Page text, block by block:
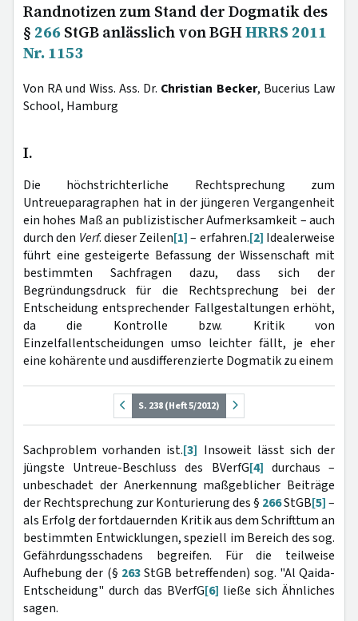
Randnotizen zum Stand der Dogmatik des
§ 266 StGB anlässlich von BGHHRRS 2011
Nr. 1153
Von RA und Wiss. Ass. Dr. Christian Becker, Bucerius Law
School, Hamburg
I.
Die höchstrichterliche Rechtsprechung zum
Untreueparagraphen hat in der jüngeren Vergangenheit
ein hohes Maß an publizistischer Aufmerksamkeit – auch
durch den Verf. dieser Zeilen[1]– erfahren.[2] Idealerweise
führt eine gesteigerte Befassung der Wissenschaft mit
bestimmten Sachfragen dazu, dass sich der
Begründungsdruck für die Rechtsprechung bei der
Entscheidung entsprechender Fallgestaltungen erhöht,
da die Kontrolle bzw. Kritik von
Einzelfallentscheidungen umso leichter fällt, je eher
eine kohärente und ausdifferenzierte Dogmatik zu einem
S. 238 (Heft 5/2012)
Sachproblem vorhanden ist.[3] Insoweit lässt sich der
jüngste Untreue-Beschluss des BVerfG[4] durchaus –
unbeschadet der Anerkennung maßgeblicher Beiträge
der Rechtsprechung zur Konturierung des § 266StGB[5]–
als Erfolg der fortdauernden Kritik aus dem Schrifttum an
bestimmten Entwicklungen, speziell im Bereich des sog.
Gefährdungsschadens begreifen. Für die teilweise
Aufhebung der (§ 263StGB betreffenden) sog. "Al Qaida-
Entscheidung" durch das BVerfG[6] ließe sich Ähnliches
sagen.